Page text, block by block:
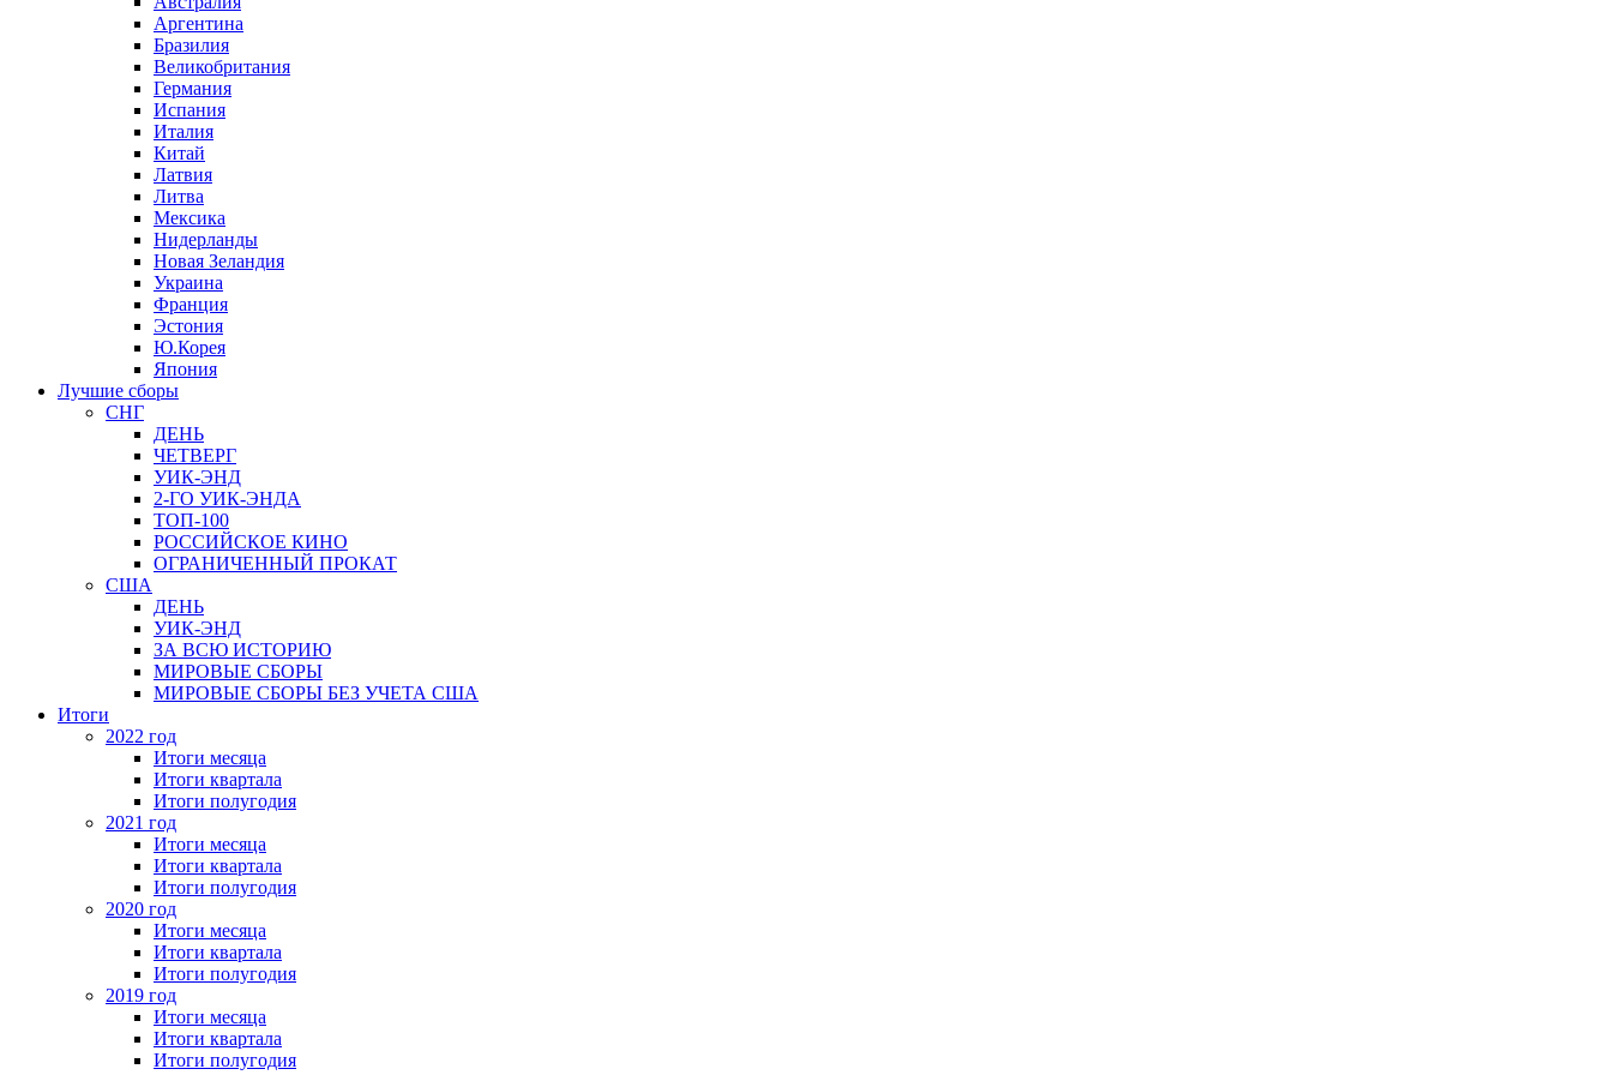
Аргентина
Бразилия
Великобритания
Германия
Испания
Италия
Китай
Латвия
Литва
Мексика
Нидерланды
Новая Зеландия
Украина
Франция
Эстония
Ю.Корея
Япония
Лучшие сборы
СНГ
ДЕНЬ
ЧЕТВЕРГ
УИК-ЭНД
2-ГО УИК-ЭНДА
ТОП-100
РОССИЙСКОЕ КИНО
ОГРАНИЧЕННЫЙ ПРОКАТ
США
ДЕНЬ
УИК-ЭНД
ЗА ВСЮ ИСТОРИЮ
МИРОВЫЕ СБОРЫ
МИРОВЫЕ СБОРЫ БЕЗ УЧЕТА США
Итоги
2022 год
Итоги месяца
Итоги квартала
Итоги полугодия
2021 год
Итоги месяца
Итоги квартала
Итоги полугодия
2020 год
Итоги месяца
Итоги квартала
Итоги полугодия
2019 год
Итоги месяца
Итоги квартала
Итоги полугодия